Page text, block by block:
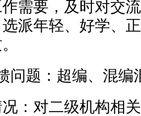
需要，及时对交
派年轻、好学、
题：超编、混编
对二级机构相关